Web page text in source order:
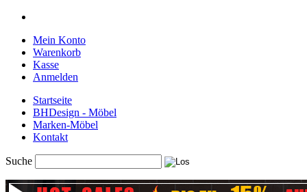
Mein Konto
Warenkorb
Kasse
Anmelden
Startseite
BHDesign - Möbel
Marken-Möbel
Kontakt
Suche